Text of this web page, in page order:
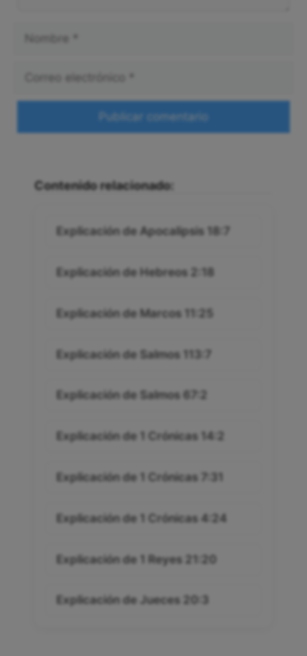
Contenido relacionado:
Explicación de Apocalipsis 18:7
Explicación de Hebreos 2:18
Explicación de Marcos 11:25
Explicación de Salmos 113:7
Explicación de Salmos 67:2
Explicación de 1 Crónicas 14:2
Explicación de 1 Crónicas 7:31
Explicación de 1 Crónicas 4:24
Explicación de 1 Reyes 21:20
Explicación de Jueces 20:3